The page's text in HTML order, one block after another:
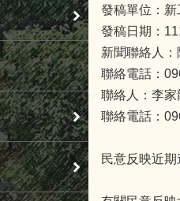
發稿單位：新
發稿日期：
新聞聯絡人：
聯絡電話：
聯絡人：李家
聯絡電話：
民意反映近